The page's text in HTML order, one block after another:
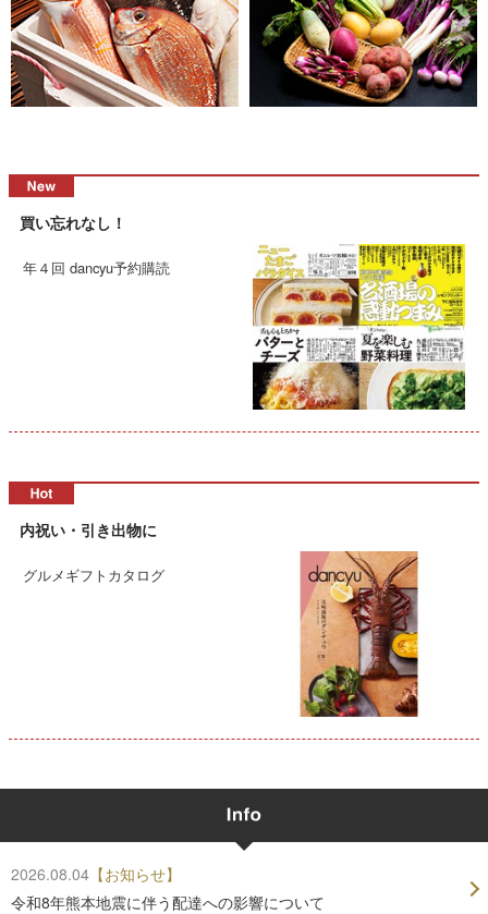
買い忘れなし！
年４回 dancyu予約購読
内祝い・引き出物に
グルメギフトカタログ
2026.08.04 【お知らせ】
令和8年熊本地震に伴う配達への影響について